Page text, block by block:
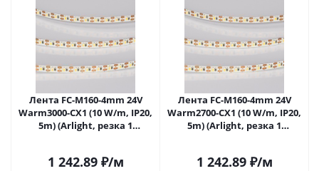
Лента FC-M160-4mm 24V
Warm3000-CX1 (10 W/m, IP20,
5m) (Arlight, резка 1
1 242.89₽/м
Лента FC-M160-4mm 24V
Warm2700-CX1 (10 W/m, IP20,
5m) (Arlight, резка 1
1 242.89₽/м